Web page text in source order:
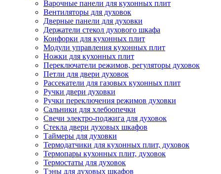
Варочные панели для кухонных плит
Вентиляторы для духовок
Дверные панели для духовки
Держатели стекол духового шкафа
Конфорки для кухонных плит
Модули управления кухонных плит
Ножки для кухонных плит
Переключатели режимов, регуляторы духовок
Петли для двери духовок
Рассекатели для газовых кухонных плит
Ручки двери духовки
Ручки переключения режимов духовки
Сальники для хлебоопечки
Свечи электро-поджига для духовок
Стекла двери духовых шкафов
Таймеры для духовки
Термодатчики для кухонных плит, духовок
Термопары кухонных плит, духовок
Термостаты для духовок
Тэны для духовых шкафов